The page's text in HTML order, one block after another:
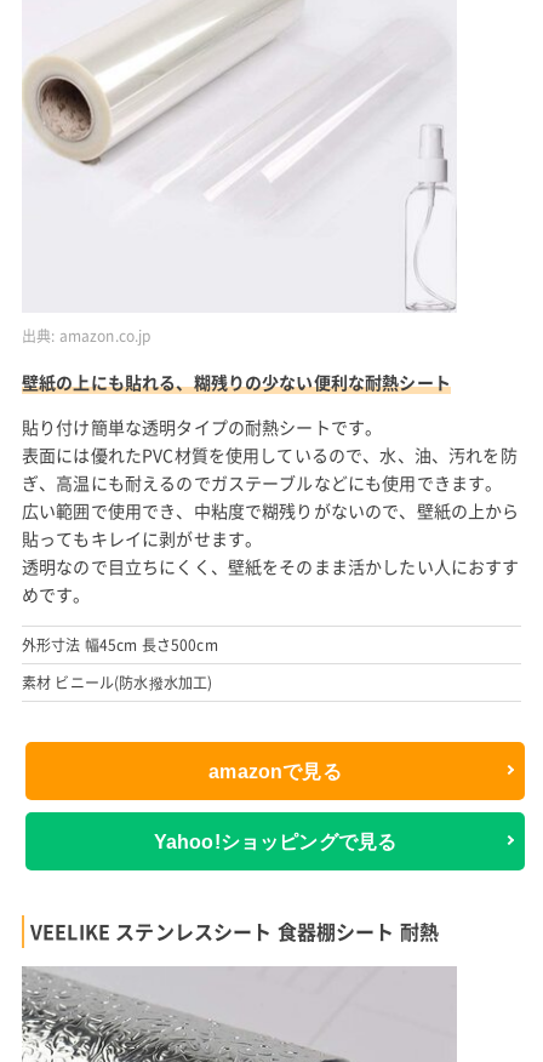
出典: amazon.co.jp
壁紙の上にも貼れる、糊残りの少ない便利な耐熱シート
貼り付け簡単な透明タイプの耐熱シートです。
表面には優れたPVC材質を使用しているので、水、油、汚れを防
ぎ、高温にも耐えるのでガステーブルなどにも使用できます。
広い範囲で使用でき、中粘度で糊残りがないので、壁紙の上から
貼ってもキレイに剥がせます。
透明なので目立ちにくく、壁紙をそのまま活かしたい人におすす
めです。
外形寸法 幅45cm 長さ500cm
素材 ビニール(防水撥水加工)
amazonで見る
Yahoo!ショッピングで見る
VEELIKE ステンレスシート 食器棚シート 耐熱